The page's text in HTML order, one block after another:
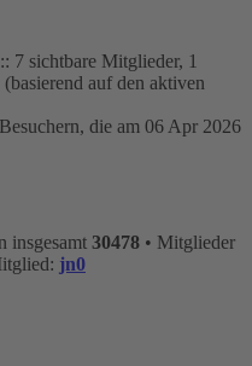
7 sichtbare Mitglieder, 1
auf den aktiven
Besuchern, die am 06 Apr 2026
insgesamt 30478 • Mitglieder
jn0